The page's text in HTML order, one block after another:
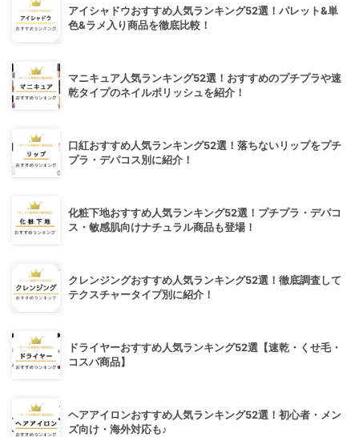
アイシャドウおすすめ人気ランキング52選！パレット&単
色&ラメ入り商品を徹底比較！
マニキュア人気ランキング52選！おすすめのプチプラや速
乾タイプのネイルポリッシュを紹介！
口紅おすすめ人気ランキング52選！落ちないリップをプチ
プラ・デパコス別に紹介！
化粧下地おすすめ人気ランキング52選！プチプラ・デパコ
ス・敏感肌向けナチュラル商品も登場！
クレンジングおすすめ人気ランキング52選！徹底調査して
テクスチャータイプ別に紹介！
ドライヤーおすすめ人気ランキング52選【速乾・くせ毛・
コスパ商品】
ヘアアイロンおすすめ人気ランキング52選！初心者・メン
ズ向け・海外対応も♪